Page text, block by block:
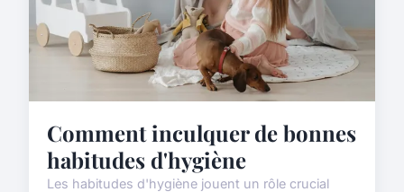
Comment inculquer de bonnes
habitudes d'hygiène
Les habitudes d'hygiène jouent un rôle crucial